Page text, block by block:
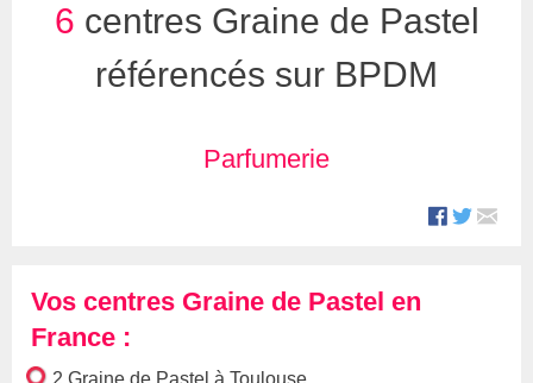
6 centres Graine de Pastel
référencés sur BPDM
Parfumerie
Vos centres Graine de Pastel en
France :
2 Graine de Pastel à Toulouse